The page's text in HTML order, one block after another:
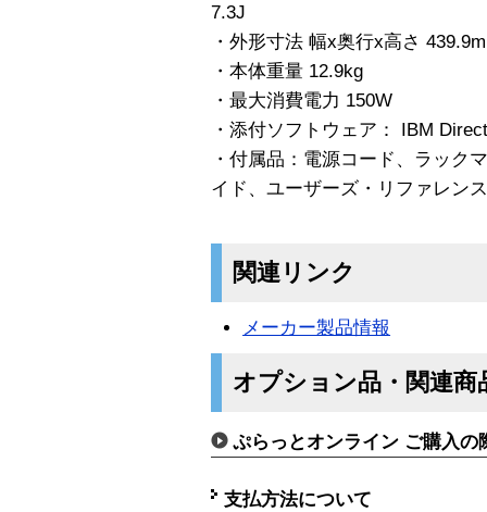
7.3J
・外形寸法 幅x奥行x高さ
・本体重量 12.9kg
・最大消費電力 150W
・添付ソフトウェア： IBM
・付属品：電源コード、ラック
イド、ユーザーズ・リファレン
関連リンク
メーカー製品情報
オプション品・関連商
ぷらっとオンライン ご購入の
支払方法について